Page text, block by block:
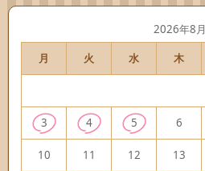
2026年8月
月
火 水 木
3 4 5 6
10 11 12 13